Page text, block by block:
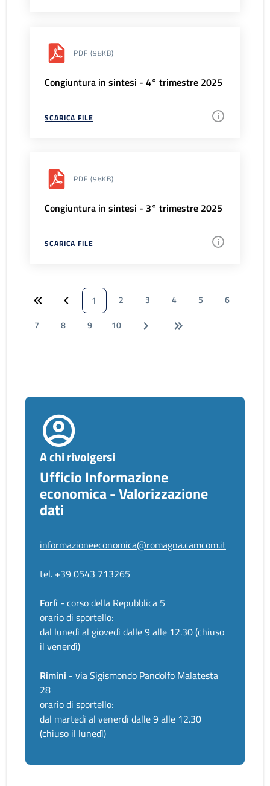
PDF (98KB)
Congiuntura in sintesi - 4° trimestre 2025
SCARICA FILE
PDF (98KB)
Congiuntura in sintesi - 3° trimestre 2025
SCARICA FILE
1 2 3 4 5
6
7
8 9 10
A chi rivolgersi
Ufficio Informazione
economica - Valorizzazione
dati
informazioneeconomica@romagna.camcom.it
tel. +39 0543 713265
Forlì - corso della Repubblica 5
orario di sportello:
dal lunedì al giovedì dalle 9 alle 12.30 (chiuso
il venerdì)
Rimini - via Sigismondo Pandolfo Malatesta
28
orario di sportello:
dal martedì al venerdì dalle 9 alle 12.30
(chiuso il lunedì)